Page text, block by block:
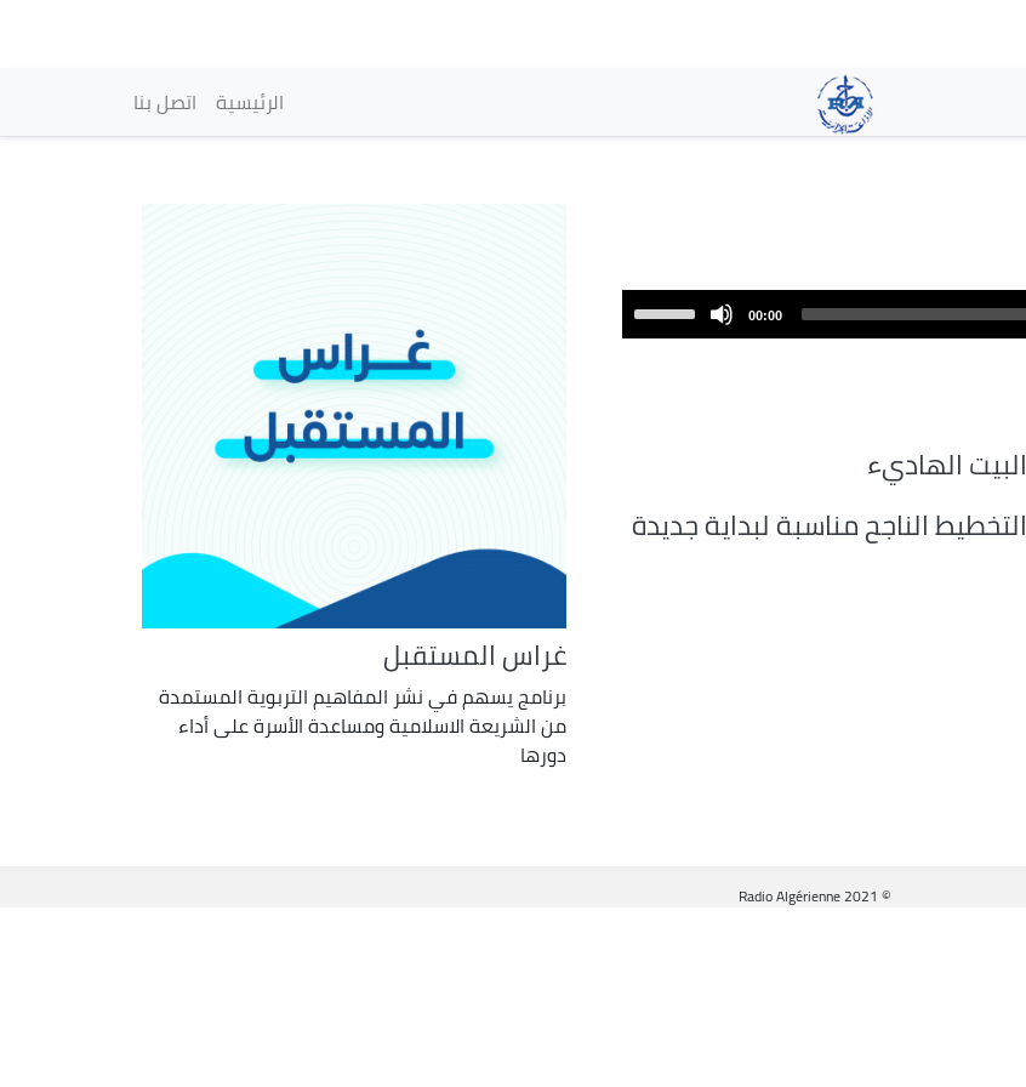
principale
الرئيسية اتصل بنا
00:00
volume.
البيت الهاديء
التخطيط الناجح مناسبة لبداية جديدة
غراس المستقبل
برنامج يسهم في نشر المفاهيم التربوية المستمدة
من الشريعة الاسلامية ومساعدة الأسرة على أداء
دورها
© Radio Algérienne 2021